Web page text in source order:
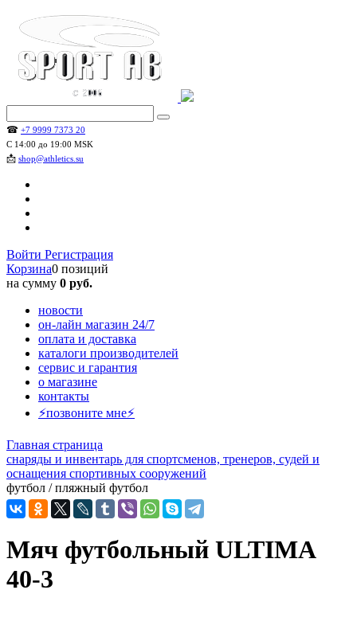
☎ +7 9999 7373 20
С 14:00 до 19:00 MSK
📩 shop@athletics.su
Войти Регистрация
Корзина0 позиций
на сумму 0 руб.
новости
он-лайн магазин 24/7
оплата и доставка
каталоги производителей
сервис и гарантия
о магазине
контакты
⚡позвоните мне⚡
Главная страница
снаряды и инвентарь для спортсменов, тренеров, судей и
оснащения спортивных сооружений
футбол / пляжный футбол
Мяч футбольный ULTIMA
40-3